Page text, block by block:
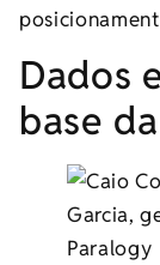
Dados
base